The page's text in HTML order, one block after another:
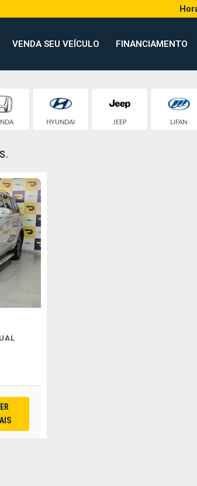
VENDA SEU VEÍCULO FINANCIAMENTO
HYUNDAI JEEP LIFAN